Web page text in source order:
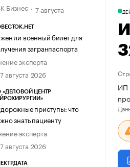
Бизнес
7 августа
ли военный билет для
загранпаспорта
эксперта
7 августа 2026
«ДЕЛОВОЙ ЦЕНТР
приступы: что
знать пациенту
эксперта
7 августа 2026
ИП